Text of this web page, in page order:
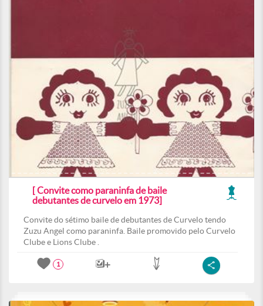
[ Convite como paraninfa de baile
debutantes de curvelo em 1973]
Convite do sétimo baile de debutantes de Curvelo tendo
Zuzu Angel como paraninfa. Baile promovido pelo Curvelo
Clube e Lions Clube .
1